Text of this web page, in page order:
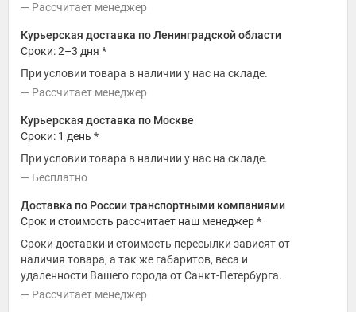
Рассчитает менеджер
Курьерская доставка по Ленинградской области
Сроки: 2–3 дня *
При условии товара в наличии у нас на складе.
Рассчитает менеджер
Курьерская доставка по Москве
Сроки: 1 день *
При условии товара в наличии у нас на складе.
Бесплатно
Доставка по России транспортными компаниями
Срок и стоимость рассчитает наш менеджер *
Сроки доставки и стоимость пересылки зависят от
наличия товара, а так же габаритов, веса и
удаленности Вашего города от Санкт-Петербурга.
Рассчитает менеджер